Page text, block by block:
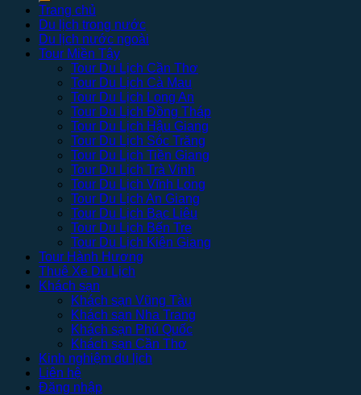
Trang chủ
Du lịch trong nước
Du lịch nước ngoài
Tour Miền Tây
Tour Du Lịch Cần Thơ
Tour Du Lịch Cà Mau
Tour Du Lịch Long An
Tour Du Lịch Đồng Tháp
Tour Du Lịch Hậu Giang
Tour Du Lịch Sóc Trăng
Tour Du Lịch Tiền Giang
Tour Du Lịch Trà Vinh
Tour Du Lịch Vĩnh Long
Tour Du Lịch An Giang
Tour Du Lịch Bạc Liêu
Tour Du Lịch Bến Tre
Tour Du Lịch Kiên Giang
Tour Hành Hương
Thuê Xe Du Lịch
Khách sạn
Khách sạn Vũng Tàu
Khách sạn Nha Trang
Khách sạn Phú Quốc
Khách sạn Cần Thơ
Kinh nghiệm du lịch
Liên hệ
Đăng nhập